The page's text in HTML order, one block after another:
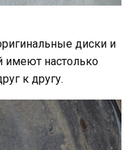
диски и
имеют настолько
к другу.